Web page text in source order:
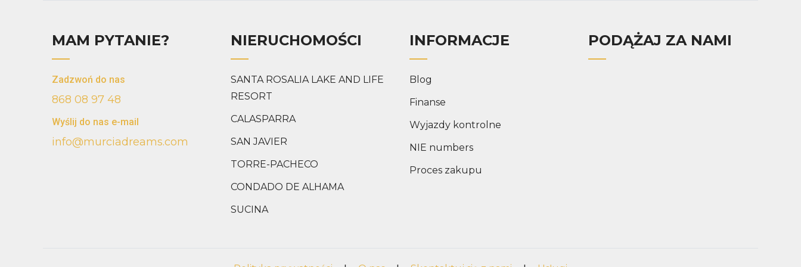
MAM PYTANIE?
Zadzwoń do nas
868 08 97 48
Wyślij do nas e-mail
info@murciadreams.com
NIERUCHOMOŚCI
SANTA ROSALIA LAKE AND LIFE
RESORT
CALASPARRA
SAN JAVIER
TORRE-PACHECO
CONDADO DE ALHAMA
SUCINA
INFORMACJE
Blog
Finanse
Wyjazdy kontrolne
NIE numbers
Proces zakupu
PODĄŻAJ ZA NAMI